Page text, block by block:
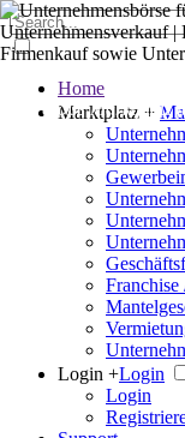
Der große Marktplatz
Home
Marktplatz +
Login +Login
Login